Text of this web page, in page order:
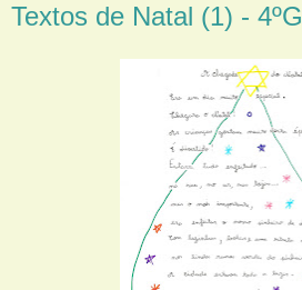
Textos de Natal (1) - 4ºG